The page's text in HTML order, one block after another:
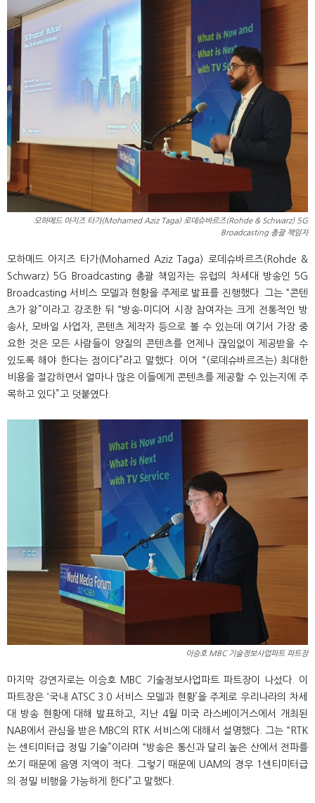
모하메드 아지즈 타가(Mohamed Aziz Taga) 로데슈바르즈(Rohde & Schwarz) 5G
Broadcasting 총괄 책임자
모하메드 아지즈 타가(Mohamed Aziz Taga) 로데슈바르즈(Rohde &
Schwarz) 5G Broadcasting 총괄 책임자는 유럽의 차세대 방송인 5G
Broadcasting 서비스 모델과 현황을 주제로 발표를 진행했다. 그는 “콘텐
츠가 왕”이라고 강조한 뒤 “방송‧미디어 시장 참여자는 크게 전통적인 방
송사, 모바일 사업자, 콘텐츠 제작자 등으로 볼 수 있는데 여기서 가장 중
요한 것은 모든 사람들이 양질의 콘텐츠를 언제나 끊임없이 제공받을 수
있도록 해야 한다는 점이다”라고 말했다. 이어 “(로데슈바르즈는) 최대한
비용을 절감하면서 얼마나 많은 이들에게 콘텐츠를 제공할 수 있는지에 주
목하고 있다”고 덧붙였다.
이승호 MBC 기술정보사업파트 파트장
마지막 강연자로는 이승호 MBC 기술정보사업파트 파트장이 나섰다. 이
파트장은 ‘국내 ATSC 3.0 서비스 모델과 현황’을 주제로 우리나라의 차세
대 방송 현황에 대해 발표하고, 지난 4월 미국 라스베이거스에서 개최된
NAB에서 관심을 받은 MBC의 RTK 서비스에 대해서 설명했다. 그는 “RTK
는 센티미터급 정밀 기술”이라며 “방송은 통신과 달리 높은 산에서 전파를
쏘기 때문에 음영 지역이 적다. 그렇기 때문에 UAM의 경우 1센티미터급
의 정밀 비행을 가능하게 한다”고 말했다.